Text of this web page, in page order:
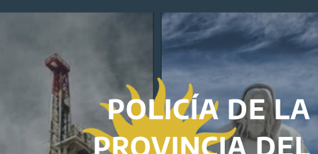
POLICÍA DE LA
PROVINCIA DEL